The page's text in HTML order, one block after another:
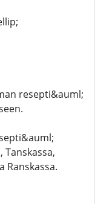
resepti&auml;
Ranskassa.